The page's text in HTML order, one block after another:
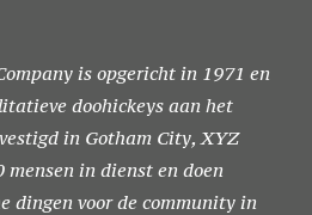
is opgericht in 1971 en
doohickeys aan het
in Gotham City, XYZ
mensen in dienst en doen
dingen voor de community in